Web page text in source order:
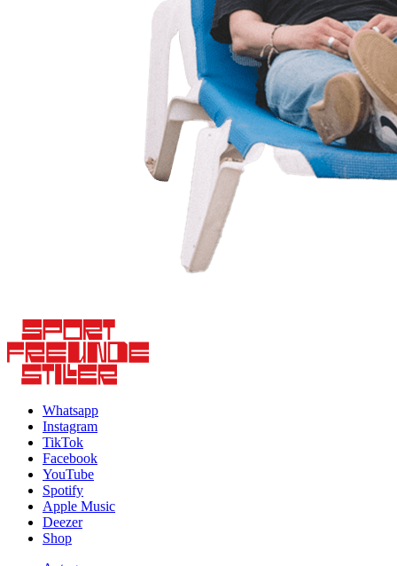
Whatsapp
Instagram
TikTok
Facebook
YouTube
Spotify
Apple Music
Deezer
Shop